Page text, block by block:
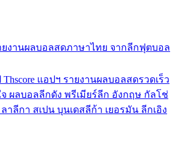
ายงานผลบอลสดภาษาไทย จากลีกฟุตบอล
แอปฯ รายงานผลบอลสดรวดเร็ว
ผลบอลลีกดัง พรีเมียร์ลีก อังกฤษ กัลโช่
ลาลีกา สเปน บุนเดสลีก้า เยอรมัน ลีกเอิง